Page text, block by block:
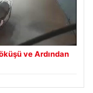
ve Ardından